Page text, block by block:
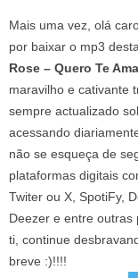
Mais uma vez, olá
por baixar o mp3
Rose – Quero Te
maravilho e cativante
sempre actualizado
acessando
não se esqueça de
plataformas digitais
Twiter ou X, SpotiFy,
Deezer e entre outras
ti, continue
breve :)!!!!